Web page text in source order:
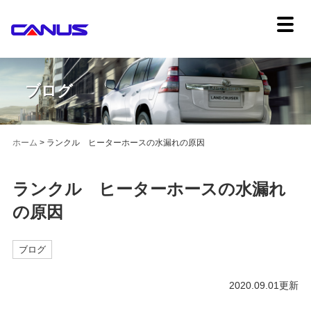
ブログ
ホーム > ランクル ヒーターホースの水漏れの原因
ランクル ヒーターホースの水漏れ
の原因
ブログ
2020.09.01更新